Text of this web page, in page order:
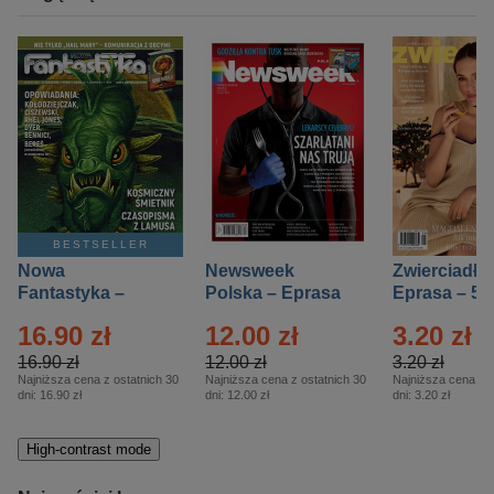
BESTSELLER
Nowa
Fantastyka –
16.90 zł
16.90 zł
Najniższa cena z ostatnich 30
dni: 16.90 zł
Newsweek
Polska – Eprasa
12.00 zł
12.00 zł
Najniższa cena z ostatnich 30
dni: 12.00 zł
Zwierciadło
Eprasa – 5/
3.20 zł
3.20 zł
Najniższa cena z
dni: 3.20 zł
High-contrast mode